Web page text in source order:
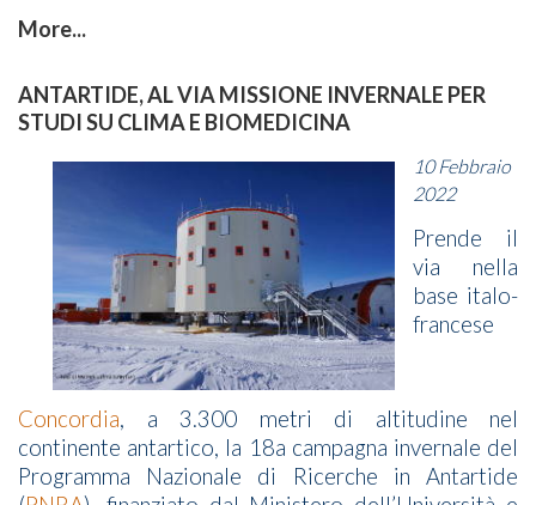
More...
ANTARTIDE, AL VIA MISSIONE INVERNALE PER
STUDI SU CLIMA E BIOMEDICINA
10 Febbraio
2022
Prende il
via nella
base italo-
francese
Concordia, a 3.300 metri di altitudine nel
continente antartico, la 18a campagna invernale del
Programma Nazionale di Ricerche in Antartide